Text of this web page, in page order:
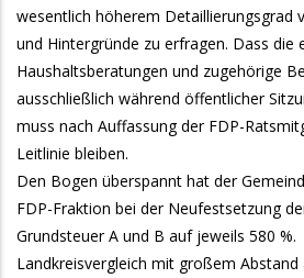
wesentlich höherem Detaillierungsgrad
und Hintergründe zu erfragen. Dass die
Haushaltsberatungen und zugehörige
ausschließlich während öffentlicher
muss nach Auffassung der FDP-
Leitlinie bleiben.
Den Bogen überspannt hat der
FDP-Fraktion bei der Neufestsetzung
Grundsteuer A und B auf jeweils 580
Landkreisvergleich mit großem